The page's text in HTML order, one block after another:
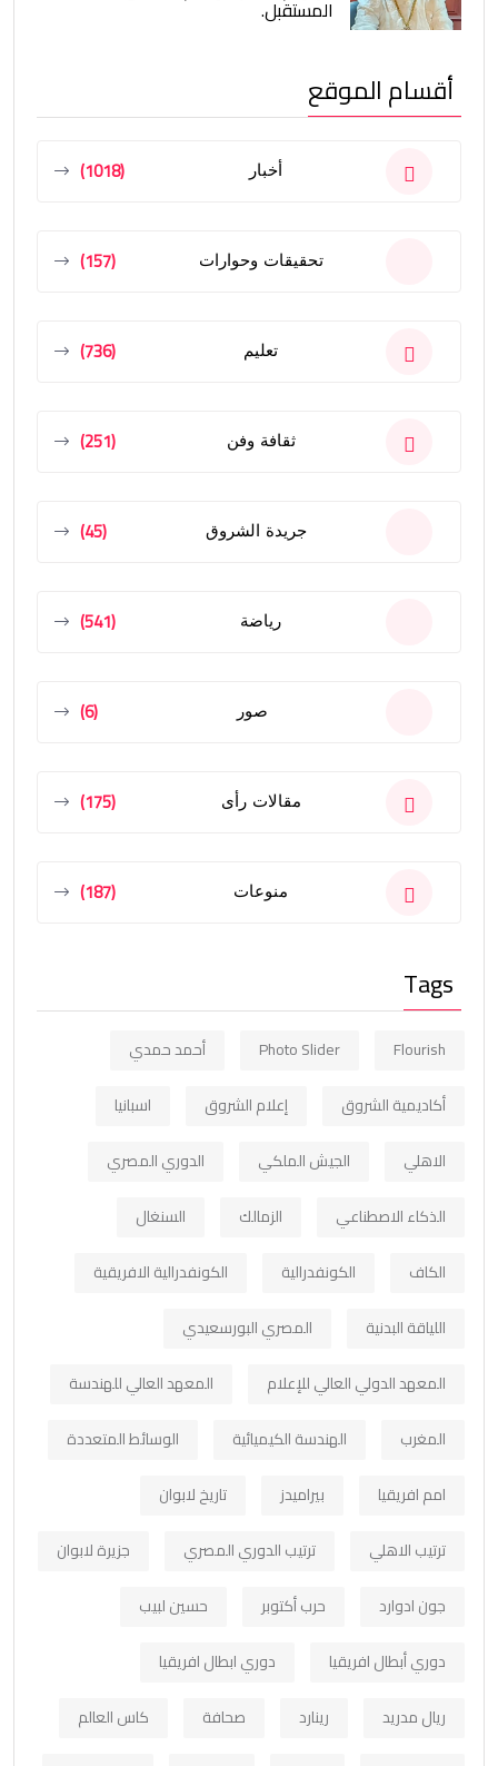
المستقبل.
أقسام الموقع
أخبار (1018)
تحقيقات وحوارات (157)
تعليم (736)
ثقافة وفن (251)
جريدة الشروق (45)
رياضة (541)
صور (6)
مقالات رأى (175)
منوعات (187)
Tags
Flourish
Photo Slider
أحمد حمدي
أكاديمية الشروق
إعلام الشروق
اسبانيا
الاهلي
الجيش الملكي
الدوري المصري
الذكاء الاصطناعي
الزمالك
السنغال
الكاف
الكونفدرالية
الكونفدرالية الافريقية
اللياقة البدنية
المصري البورسعيدي
المعهد الدولي العالي للإعلام
المعهد العالي للهندسة
المغرب
الهندسة الكيميائية
الوسائط المتعددة
امم افريقيا
بيراميدز
تاريخ لابوان
ترتيب الاهلي
ترتيب الدوري المصري
جزيرة لابوان
جون ادوارد
حرب أكتوبر
حسين لبيب
دوري أبطال افريقيا
دوري ابطال افريقيا
ريال مدريد
رينارد صحافة
كاس العالم